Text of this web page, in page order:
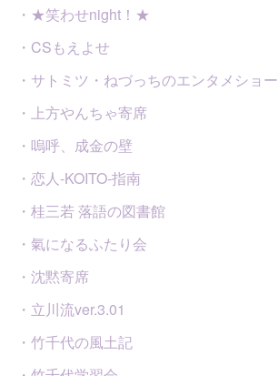
・★笑わせnight！★
・CSもえよせ
・サトミツ・ねづっちのエンタメショー
・上方やんちゃ寄席
・嗚呼、成金の壁
・恋人-KOITO-指南
・桂三若 落語の図書館
・氣になるふたり会
・沈黙寄席
・立川流ver.3.01
・竹千代の風土記